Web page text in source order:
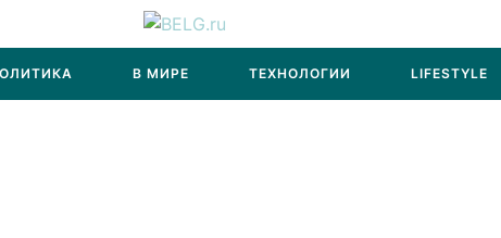
В МИРЕ ТЕХНОЛОГИИ LIFESTYLE